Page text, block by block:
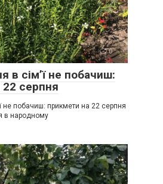
0
в сім’ї не побачиш:
серпня
не побачиш: прикмети на 22 серпня
в народному